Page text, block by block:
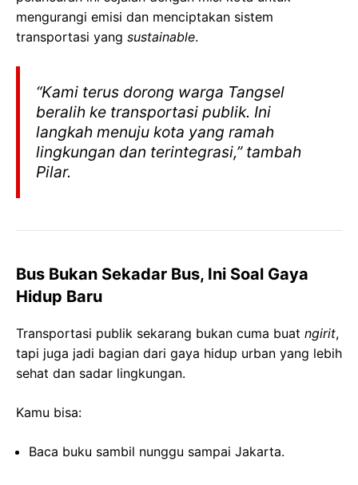
mengurangi emisi dan menciptakan sistem
transportasi yang sustainable.
“Kami terus dorong warga Tangsel
beralih ke transportasi publik. Ini
langkah menuju kota yang ramah
lingkungan dan terintegrasi,” tambah
Pilar.
Bus Bukan Sekadar Bus, Ini Soal Gaya
Hidup Baru
Transportasi publik sekarang bukan cuma buat ngirit,
tapi juga jadi bagian dari gaya hidup urban yang lebih
sehat dan sadar lingkungan.
Kamu bisa:
Baca buku sambil nunggu sampai Jakarta.